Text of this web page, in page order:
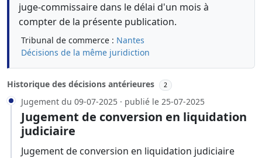
juge-commissaire dans le délai d'un mois à
compter de la présente publication.
Tribunal de commerce : Nantes
Décisions de la même juridiction
Historique des décisions antérieures 2
Jugement du 09-07-2025 · publié le 25-07-2025
Jugement de conversion en liquidation
judiciaire
Jugement de conversion en liquidation judiciaire